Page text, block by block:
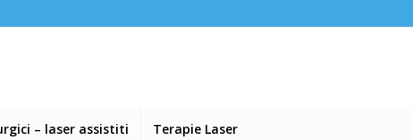
– laser assistiti Terapie Laser